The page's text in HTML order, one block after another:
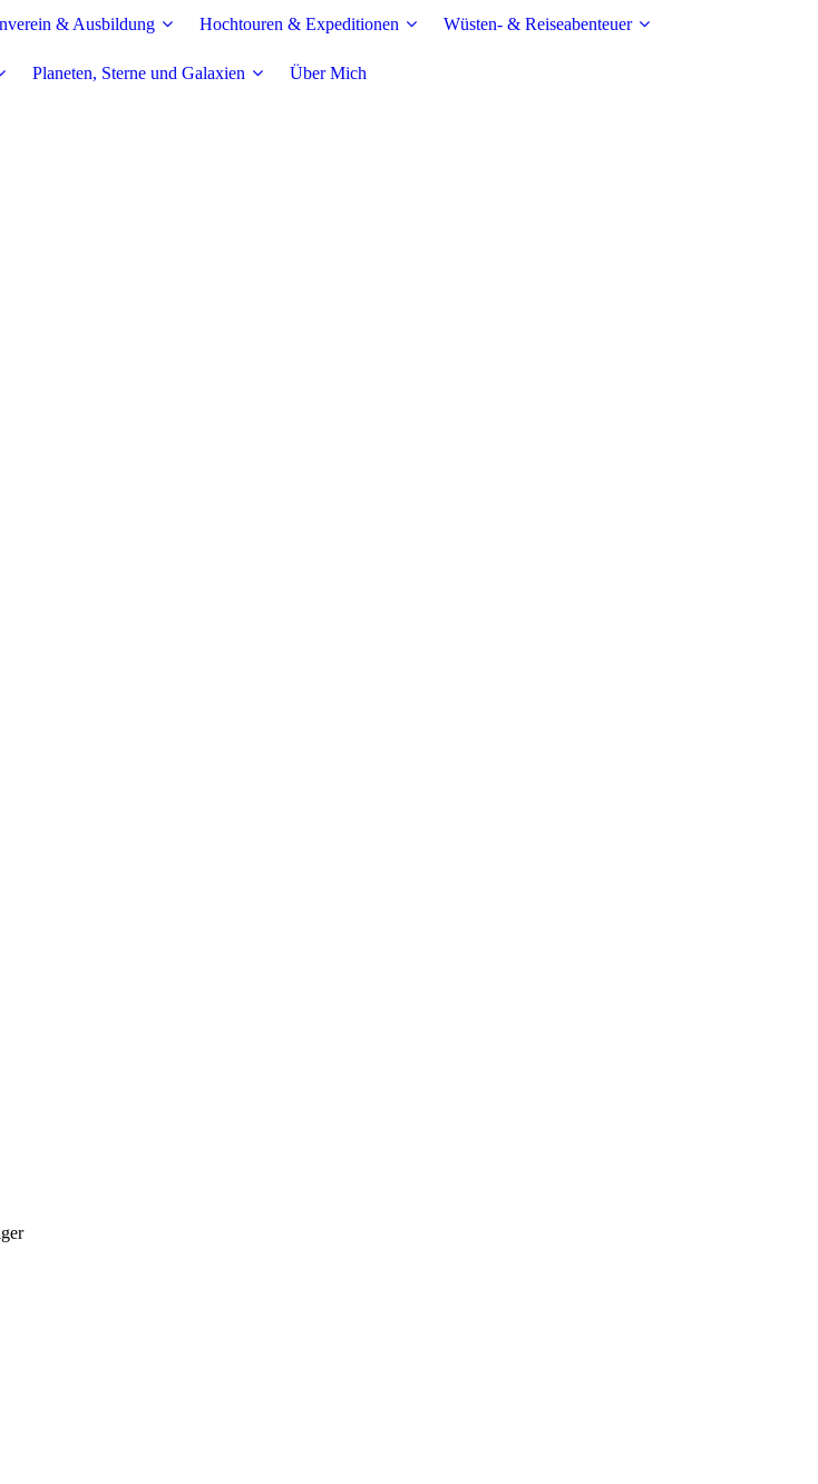
& Ausbildung Hochtouren & Expeditionen Wüsten- & Reiseabenteuer
Planeten, Sterne und Galaxien Über Mich